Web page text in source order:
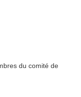
du comité de